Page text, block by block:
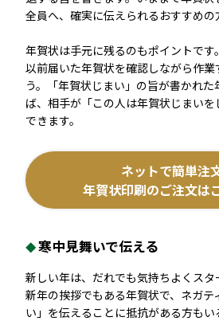
全員へ、確実に伝えられるおすすめの
年賀状は手元に残るのもポイントです
以前届いた年賀状を確認しながら作業
う。「年賀状じまい」の旨が書かれ
ば、相手が「この人は年賀状じまい
できます。
ネットで簡単注
年賀状印刷のご注文は
寒中見舞いで伝える
新しい年は、だれでも気持ちよくスタ
新年の挨拶でもある年賀状で、ネガテ
い」を伝えることに抵抗がある方も